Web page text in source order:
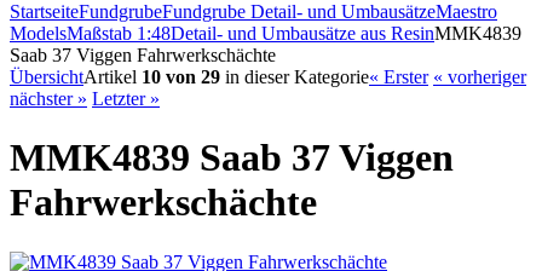
StartseiteFundgrubeFundgrube Detail- und UmbausätzeMaestro
ModelsMaßstab 1:48Detail- und Umbausätze aus ResinMMK4839
Saab 37 Viggen Fahrwerkschächte
ÜbersichtArtikel 10 von 29 in dieser Kategorie« Erster « vorheriger
nächster » Letzter »
MMK4839 Saab 37 Viggen
Fahrwerkschächte